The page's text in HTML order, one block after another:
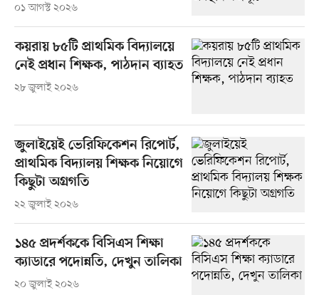
০১ আগস্ট ২০২৬
কয়রায় ৮৫টি প্রাথমিক বিদ্যালয়ে
নেই প্রধান শিক্ষক, পাঠদান ব্যাহত
২৮ জুলাই ২০২৬
জুলাইয়েই ভেরিফিকেশন রিপোর্ট,
প্রাথমিক বিদ্যালয় শিক্ষক নিয়োগে
কিছুটা অগ্রগতি
২২ জুলাই ২০২৬
১৪৫ প্রদর্শককে বিসিএস শিক্ষা
ক্যাডারে পদোন্নতি, দেখুন তালিকা
২০ জুলাই ২০২৬